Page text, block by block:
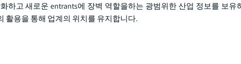
하고 새로운 entrants에 장벽 역할을하는 광범위한 산업 정보를 보유
활용을 통해 업계의 위치를 유지합니다.